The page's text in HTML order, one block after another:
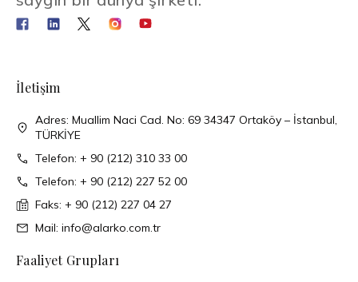
İletişim
Adres: Muallim Naci Cad. No: 69 34347 Ortaköy – İstanbul,
TÜRKİYE
Telefon: + 90 (212) 310 33 00
Telefon: + 90 (212) 227 52 00
Faks: + 90 (212) 227 04 27
Mail: info@alarko.com.tr
Faaliyet Grupları